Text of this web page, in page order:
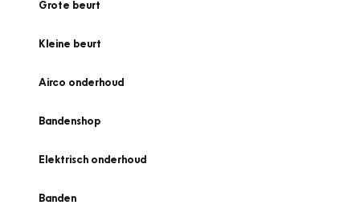
Grote beurt
Kleine beurt
Airco onderhoud
Bandenshop
Elektrisch onderhoud
Banden